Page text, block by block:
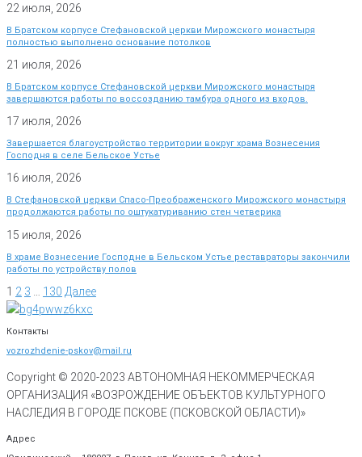
22 июля, 2026
В Братском корпусе Стефановской церкви Мирожского монастыря
полностью выполнено основание потолков
21 июля, 2026
В Братском корпусе Стефановской церкви Мирожского монастыря
завершаются работы по воссозданию тамбура одного из входов.
17 июля, 2026
Завершается благоустройство территории вокруг храма Вознесения
Господня в селе Бельское Устье
16 июля, 2026
В Стефановской церкви Спасо-Преображенского Мирожского монастыря
продолжаются работы по оштукатуриванию стен четверика
15 июля, 2026
В храме Вознесение Господне в Бельском Устье реставраторы закончили
работы по устройству полов
1 2 3 130 Далее
Контакты
vozrozhdenie-pskov@mail.ru
Copyright © 2020-2023 АВТОНОМНАЯ НЕКОММЕРЧЕСКАЯ
ОРГАНИЗАЦИЯ «ВОЗРОЖДЕНИЕ ОБЪЕКТОВ КУЛЬТУРНОГО
НАСЛЕДИЯ В ГОРОДЕ ПСКОВЕ (ПСКОВСКОЙ ОБЛАСТИ)»
Адрес